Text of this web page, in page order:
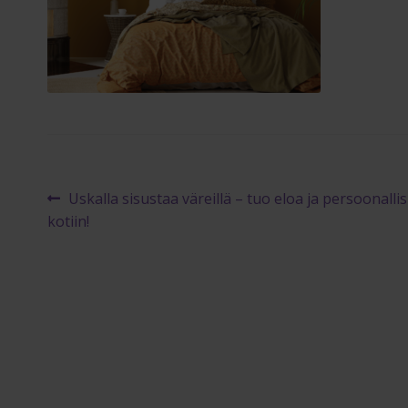
Artikkelien
selaus
Edellinen
artikkeli
Uskalla sisustaa väreillä – tuo eloa ja
kotiin!